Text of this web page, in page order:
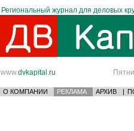
Региональный журнал для деловых
www.dvkapital.ru
О КОМПАНИИ РЕКЛАМА АРХИВ |